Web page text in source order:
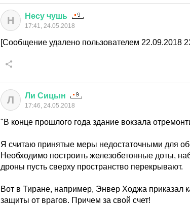
Н Несу чушь
17:41, 24.05.2018
[Сообщение удалено пользователем 22.09.2018
Л Ли Сицын
17:46, 24.05.2018
"В конце прошлого года здание вокзала
Я считаю принятые меры недостаточными для
Необходимо построить железобетонные доты,
дроны пусть сверху пространство перекрывают.
Вот в Тиране, например, Энвер Ходжа приказал
защиты от врагов. Причем за свой счет!